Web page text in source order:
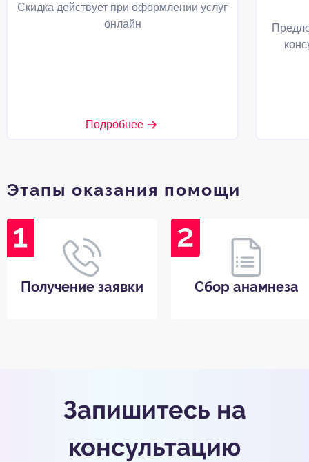
Скидка действует при оформлении услуг
онлайн
Подробнее
Этапы оказания помощи
Получение заявки Сбор анамнеза
Запишитесь на
консультацию